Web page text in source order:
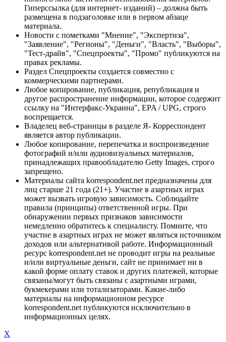
Гиперссылка (для интернет- изданий) – должна быть
размещена в подзаголовке или в первом абзаце
материала.
Новости с пометками "Мнение", "Экспертиза",
"Заявление", "Регионы", "Деньги", "Власть", "Выборы",
"Тест-драйв", "Спецпроекты", "Промо" публикуются на
правах рекламы.
Раздел Спецпроекты создается совместно с
коммерческими партнерами.
Любое копирование, публикация, републикация и
другое распространение информации, которое содержит
ссылку на "Интерфакс-Украина", EPA / UPG, строго
воспрещается.
Владелец веб-страницы в разделе Я- Корреспондент
является автор публикации.
Любое копирование, перепечатка и воспроизведение
фотографий и/или аудиовизуальных материалов,
принадлежащих правообладателю Getty Images, строго
запрещено.
Материалы сайта korrespondent.net предназначены для
лиц старше 21 года (21+). Участие в азартных играх
может вызвать игровую зависимость. Соблюдайте
правила (принципы) ответственной игры. При
обнаружении первых признаков зависимости
немедленно обратитесь к специалисту. Помните, что
участие в азартных играх не может являться источником
доходов или альтернативой работе. Информационный
ресурс korrespondent.net не проводит игры на реальные
и/или виртуальные деньги, сайт не принимает ни в
какой форме оплату ставок и других платежей, которые
связаны/могут быть связаны с азартными играми,
букмекерами или тотализаторами. Какие-либо
материалы на информационном ресурсе
korrespondent.net публикуются исключительно в
информационных целях.
X